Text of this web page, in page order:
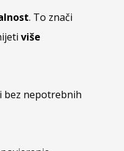
. To znači
više
bez nepotrebnih